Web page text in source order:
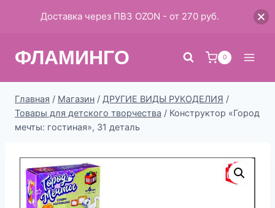
ФЛАМИНГО 0
Главная / Магазин / ДРУГИЕ ВИДЫ РУКОДЕЛИЯ /
Товары для детского творчества / Конструктор «Город
мечты: гостиная», 31 деталь
Доставка через ПВЗ OZON - от 270 руб.